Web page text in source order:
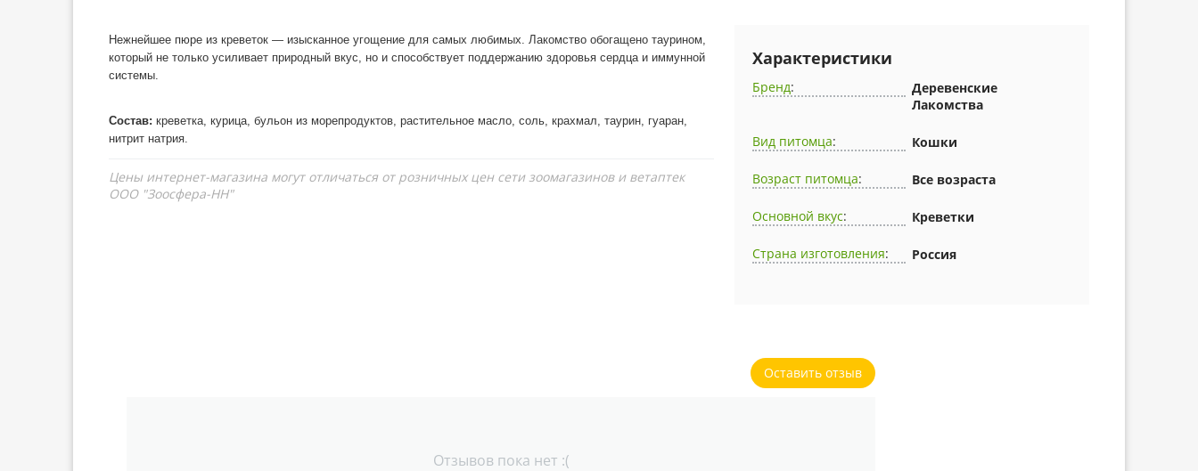
Нежнейшее пюре из креветок — изысканное угощение для самых любимых. Лакомство обогащено таурином,
который не только усиливает природный вкус, но и способствует поддержанию здоровья сердца и иммунной
системы.
Состав: креветка, курица, бульон из морепродуктов, растительное масло, соль, крахмал, таурин, гуаран,
нитрит натрия.
Цены интернет-магазина могут отличаться от розничных цен сети зоомагазинов и ветаптек
ООО "Зоосфера-НН"
Характеристики
Бренд:
Деревенские
Лакомства
Вид питомца: Кошки
Возраст питомца: Все возраста
Основной вкус: Креветки
Страна изготовления: Россия
Оставить отзыв
Отзывов пока нет :(